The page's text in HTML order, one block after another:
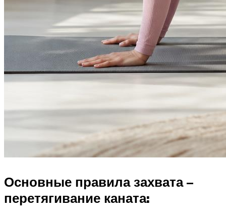
Основные правила захвата –
перетягивание каната: